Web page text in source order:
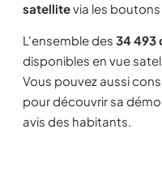
satellitevia les
L'ensemble des 34 493
disponibles en vue
Vous pouvez aussi
pour découvrir sa
avis des habitants.